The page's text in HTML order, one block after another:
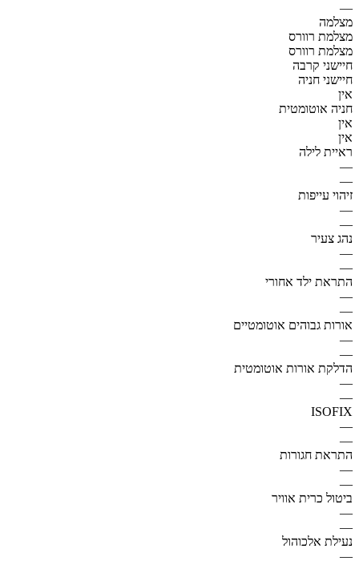
—
מצלמה
מצלמת רוורס
מצלמת רוורס
חיישני קרבה
חיישני חניה
אין
חניה אוטומטית
אין
אין
ראיית לילה
—
—
זיהוי עייפות
—
—
נהג צעיר
—
—
התראת ילד אחורי
—
—
אורות גבוהים אוטומטיים
—
—
הדלקת אורות אוטומטית
—
—
ISOFIX
—
—
התראת חגורות
—
—
ביטול כרית אוויר
—
—
נעילת אלכוהול
—